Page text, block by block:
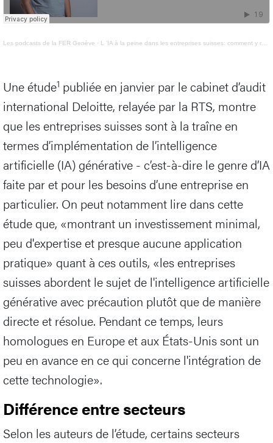
Les podcasts de la FER Genève · L ’IA à la peine dans les entreprises suisses: comment y remédier?
Une étude1 publiée en janvier par le cabinet d’audit
international Deloitte, relayée par la RTS, montre
que les entreprises suisses sont à la traîne en
termes d’implémentation de l’intelligence
artificielle (IA) générative - c’est-à-dire le genre d’IA
faite par et pour les besoins d’une entreprise en
particulier. On peut notamment lire dans cette
étude que, «montrant un investissement minimal,
peu d'expertise et presque aucune application
pratique» quant à ces outils, «les entreprises
suisses abordent le sujet de l'intelligence artificielle
générative avec précaution plutôt que de manière
directe et résolue. Pendant ce temps, leurs
homologues en Europe et aux États-Unis sont un
peu en avance en ce qui concerne l'intégration de
cette technologie».
Différence entre secteurs
Selon les auteurs de l’étude, certains secteurs